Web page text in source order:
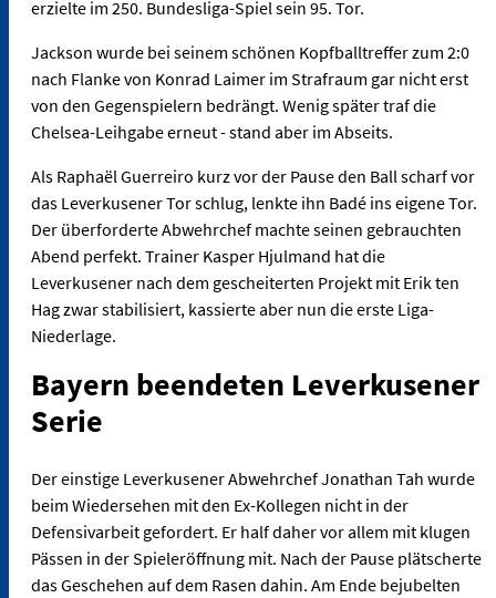
erzielte im 250. Bundesliga-Spiel sein 95. Tor.
Jackson wurde bei seinem schönen Kopfballtreffer zum 2:0
nach Flanke von Konrad Laimer im Strafraum gar nicht erst
von den Gegenspielern bedrängt. Wenig später traf die
Chelsea-Leihgabe erneut - stand aber im Abseits.
Als Raphaël Guerreiro kurz vor der Pause den Ball scharf vor
das Leverkusener Tor schlug, lenkte ihn Badé ins eigene Tor.
Der überforderte Abwehrchef machte seinen gebrauchten
Abend perfekt. Trainer Kasper Hjulmand hat die
Leverkusener nach dem gescheiterten Projekt mit Erik ten
Hag zwar stabilisiert, kassierte aber nun die erste Liga-
Niederlage.
Bayern beendeten Leverkusener
Serie
Der einstige Leverkusener Abwehrchef Jonathan Tah wurde
beim Wiedersehen mit den Ex-Kollegen nicht in der
Defensivarbeit gefordert. Er half daher vor allem mit klugen
Pässen in der Spieleröffnung mit. Nach der Pause plätscherte
das Geschehen auf dem Rasen dahin. Am Ende bejubelten